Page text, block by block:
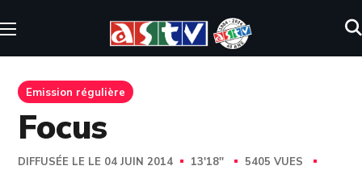
Emission régulière
Focus
DIFFUSÉE LE LE 04 JUIN 2014 13'18''
5405 VUES